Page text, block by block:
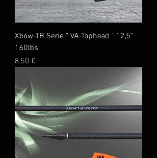
Xbow-TB Serie " VA-Tophead " 12,5"
160lbs
Preis
8,50 €